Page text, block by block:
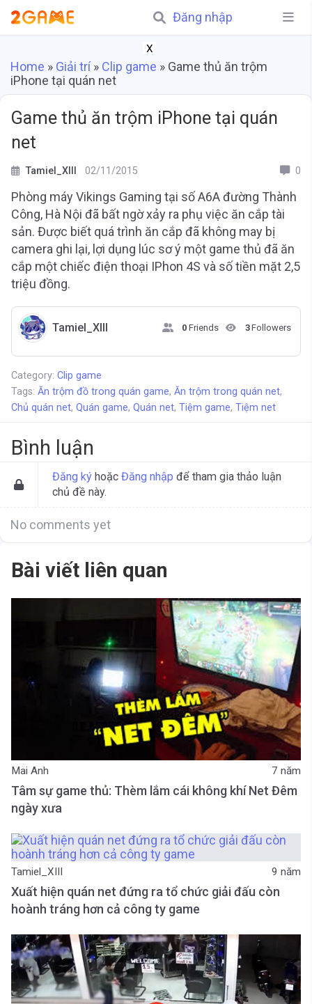
Đăng nhập
X
Home » Giải trí» Clip game » Game thủ ăn trộm
iPhone tại quán net
Game thủ ăn trộm iPhone tại quán
net
Tamiel_XIII 02/11/2015 0
Phòng máy Vikings Gaming tại số A6A đường Thành
Công, Hà Nội đã bất ngờ xảy ra phụ việc ăn cắp tài
sản. Được biết quá trình ăn cắp đã không may bị
camera ghi lại, lợi dụng lúc sơ ý một game thủ đã ăn
cắp một chiếc điện thoại IPhon 4S và số tiền mặt 2,5
triệu đồng.
Tamiel_XIII 0 Friends 3Followers
Category: Clip game
Tags: Ăn trộm đồ trong quán game, Ăn trộm trong quán net,
Chủ quán net, Quán game, Quán net, Tiệm game, Tiệm net
Bình luận
Đăng ký hoặc Đăng nhập để tham gia thảo luận
chủ đề này.
No comments yet
Bài viết liên quan
Mai Anh 7 năm
Tâm sự game thủ: Thèm lắm cái không khí Net Đêm
ngày xưa
Tamiel_XIII 9 năm
Xuất hiện quán net đứng ra tổ chức giải đấu còn
hoành tráng hơn cả công ty game